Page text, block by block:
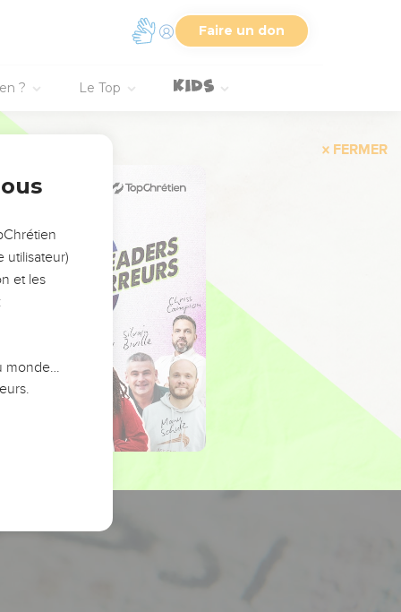
Faire un don
? Le Top
FERMER
utilisateur)
et les
monde…